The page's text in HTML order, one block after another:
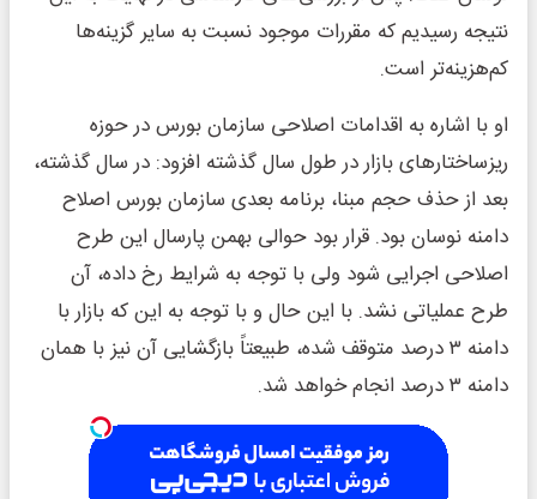
نتیجه رسیدیم که مقررات موجود نسبت به سایر گزینه‌ها
کم‌هزینه‌تر است.
او با اشاره به اقدامات اصلاحی سازمان بورس در حوزه
ریزساختارهای بازار در طول سال گذشته افزود: در سال گذشته،
بعد از حذف حجم مبنا، برنامه بعدی سازمان بورس اصلاح
دامنه نوسان بود. قرار بود حوالی بهمن‌ پارسال این طرح
اصلاحی اجرایی شود ولی با توجه به شرایط رخ داده، آن
طرح عملیاتی نشد. با این حال و با توجه به این که بازار با
دامنه ۳ درصد متوقف شده، طبیعتاً بازگشایی آن نیز با همان
دامنه ۳ درصد انجام خواهد شد.